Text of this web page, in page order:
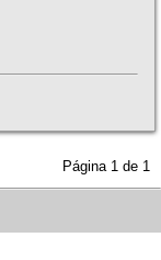
Página 1 de 1